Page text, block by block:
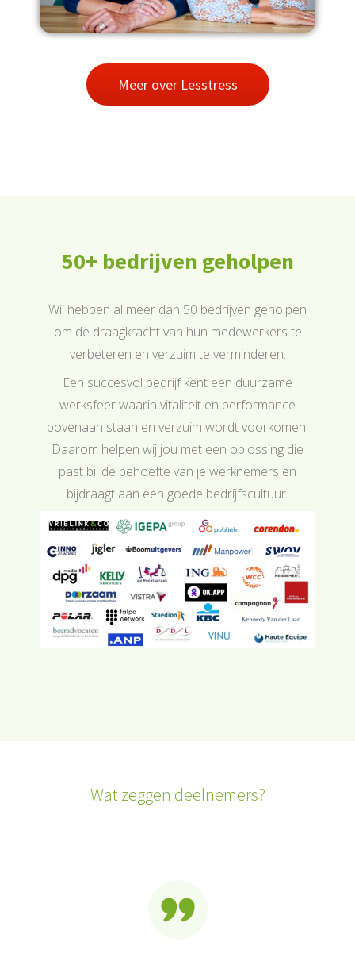
Meer over Lesstress
50+ bedrijven geholpen
Wij hebben al meer dan 50 bedrijven geholpen
om de draagkracht van hun medewerkers te
verbeteren en verzuim te verminderen.
Een succesvol bedrijf kent een duurzame
werksfeer waarin vitaliteit en performance
bovenaan staan en verzuim wordt voorkomen.
Daarom helpen wij jou met een oplossing die
past bij de behoefte van je werknemers en
bijdraagt aan een goede bedrijfscultuur.
Wat zeggen deelnemers?